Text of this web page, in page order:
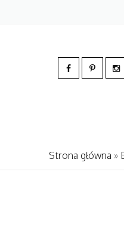
Strona główna »